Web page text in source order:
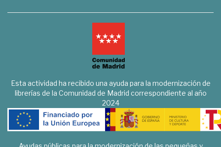
Esta actividad ha recibido una ayuda para la modernización de
librerías de la Comunidad de Madrid correspondiente al año
2024